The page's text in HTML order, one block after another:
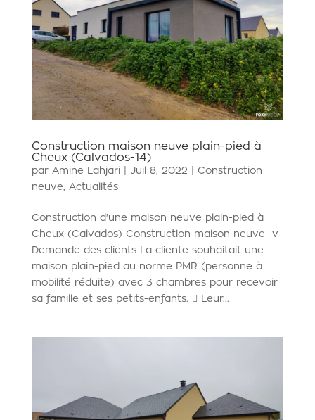
Construction maison neuve plain-pied à
Cheux (Calvados-14)
par Amine Lahjari| Juil 8, 2022
Construction
neuve, Actualités
Construction d'une maison neuve plain-pied à
Cheux (Calvados) Construction maison neuve v
Demande des clients La cliente souhaitait une
maison plain-pied au norme PMR (personne à
mobilité réduite) avec 3 chambres pour recevoir
sa famille et ses petits-enfants.  Leur...